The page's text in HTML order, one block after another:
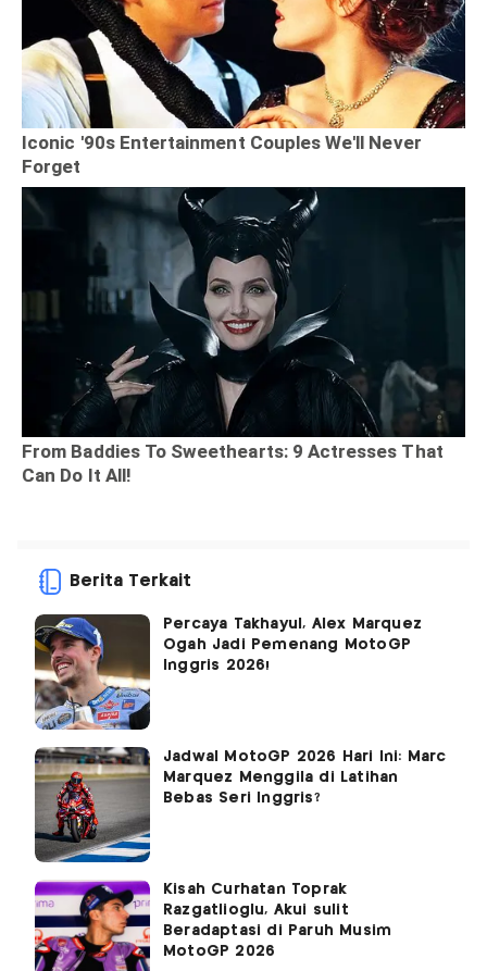
Berita Terkait
Percaya Takhayul, Alex Marquez
Ogah Jadi Pemenang MotoGP
Inggris 2026!
Jadwal MotoGP 2026 Hari Ini: Marc
Marquez Menggila di Latihan
Bebas Seri Inggris?
Kisah Curhatan Toprak
Razgatlioglu, Akui sulit
Beradaptasi di Paruh Musim
MotoGP 2026